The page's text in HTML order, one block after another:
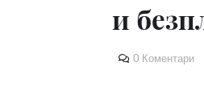
и
0 Коментари